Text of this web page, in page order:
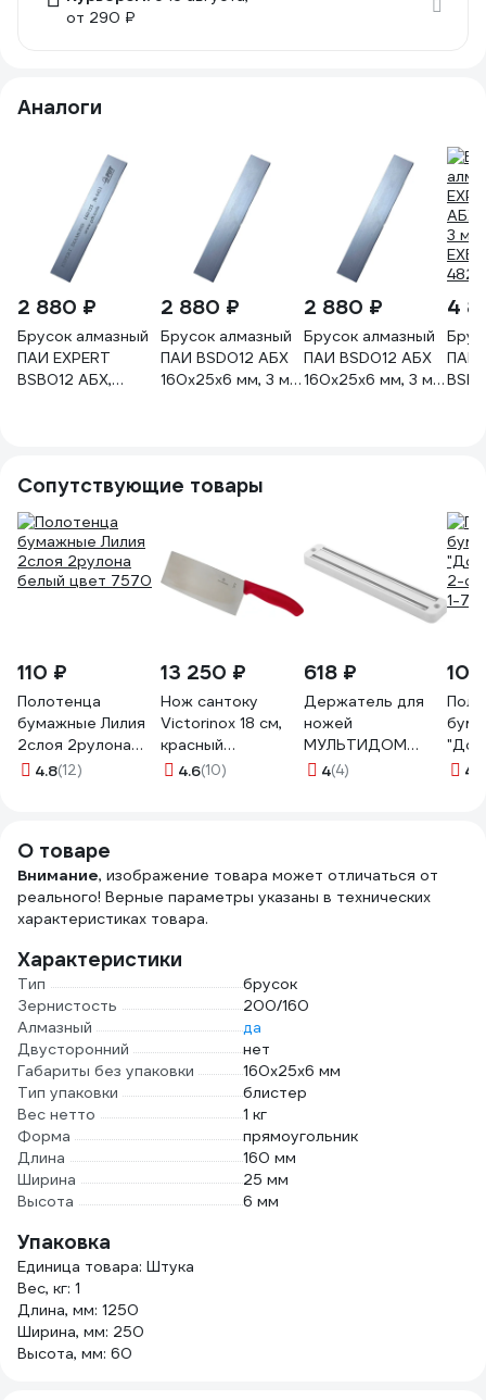
от 290 ₽
Аналоги
2 880 ₽
Брусок алмазный
ПАИ EXPERT
BSB012 АБХ,
2 880 ₽
Брусок алмазный
ПАИ BSD012 АБХ
160х25х6 мм, 3 мм,
2 880 ₽
Брусок алмазный
ПАИ BSD012 АБХ
160х25х6 мм, 3 мм,
4
ПАИ
Сопутствующие товары
110 ₽
Полотенца
бумажные Лилия
2слоя 2рулона
белый цвет 7570
4.8(12)
13 250 ₽
Нож сантоку
Victorinox 18 см,
красный
6.8561.18G
4.6(10)
618 ₽
Держатель для
ножей
МУЛЬТИДОМ
магнитный JH60-
4(4)
2-4.2
О товаре
Внимание, изображение товара может отличаться от
реального! Верные параметры указаны в технических
характеристиках товара.
Характеристики
Тип
брусок
Зернистость
200/160
Алмазный
да
Двусторонний
нет
Габариты без упаковки
160х25х6 мм
Тип упаковки
блистер
Вес нетто
1 кг
Форма
прямоугольник
Длина
160 мм
Ширина
25 мм
Высота
6 мм
Упаковка
Единица товара: Штука
Вес, кг: 1
Длина, мм: 1250
Ширина, мм: 250
Высота, мм: 60